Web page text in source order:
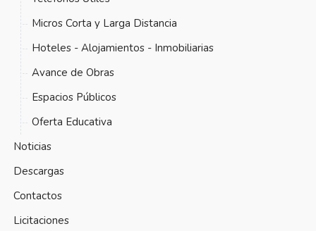
Micros Corta y Larga Distancia
Hoteles - Alojamientos - Inmobiliarias
Avance de Obras
Espacios Públicos
Oferta Educativa
Noticias
Descargas
Contactos
Licitaciones